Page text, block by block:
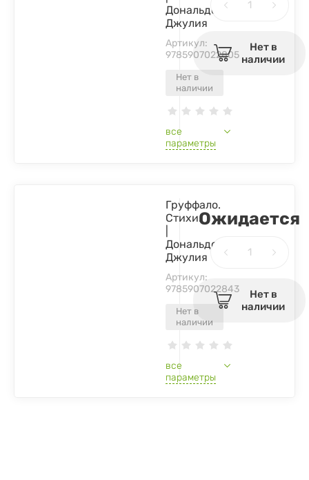
Нет в
наличии
Дональдсон
Джулия
Артикул:
9785907022805
все
параметры
Нет в
наличии
Нет в
наличии
Груффало.
Стихи.
Дональдсон
Джулия
Артикул:
9785907022843
все
параметры
Ожидается
Нет в
наличии